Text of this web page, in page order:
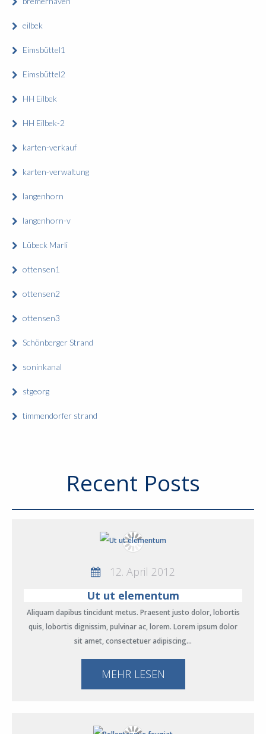
eilbek
Eimsbüttel1
Eimsbüttel2
HH Eilbek
HH Eilbek-2
karten-verkauf
karten-verwaltung
langenhorn
langenhorn-v
Lübeck Marli
ottensen1
ottensen2
ottensen3
Schönberger Strand
soninkanal
stgeorg
timmendorfer strand
Recent Posts
12. April 2012
Ut ut elementum
Aliquam dapibus tincidunt metus. Praesent justo dolor, lobortis
quis, lobortis dignissim, pulvinar ac, lorem. Lorem ipsum dolor
sit amet, consectetuer adipiscing…
MEHR LESEN